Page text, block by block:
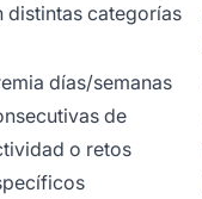
distintas categorías
días/semanas
de
o retos